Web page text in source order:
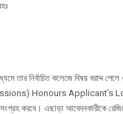
তার নির্বাচিত কলেজে বিষয় বরাদ্দ
Honours Applicant’s
করবে। এছাড়া আবেদনকারীকে